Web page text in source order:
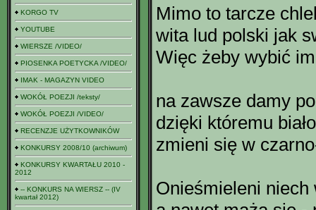
KORGO TV
YOUTUBE
WIERSZE /VIDEO/
PIOSENKA POETYCKA /VIDEO/
IMAK - MAGAZYN VIDEO
WOKÓŁ POEZJI /teksty/
WOKÓŁ POEZJI /VIDEO/
RECENZJE UŻYTKOWNIKÓW
KONKURSY 2008/10 (archiwum)
KONKURSY KWARTAŁU 2010 -
2012
-- KONKURS NA WIERSZ -- (IV
kwartał 2012)
Mimo to tarcze
wita lud polski jak
Więc żeby wybić
na zawsze damy
dzięki któremu
zmieni się w
Onieśmieleni